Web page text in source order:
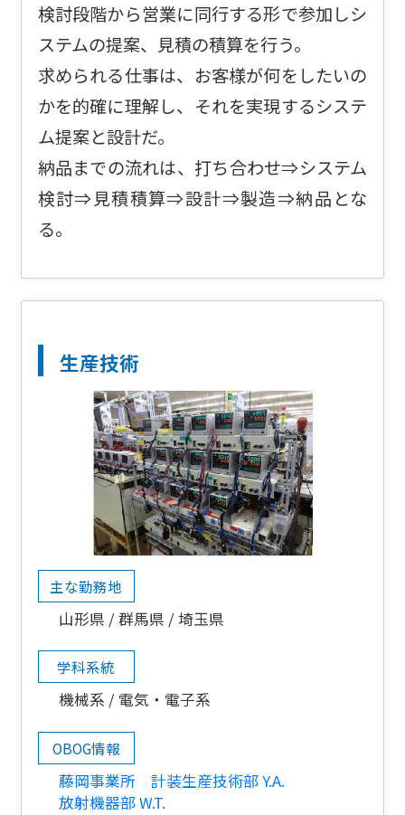
検討段階から営業に同行する形で参加しシ
ステムの提案、見積の積算を行う。
求められる仕事は、お客様が何をしたいの
かを的確に理解し、それを実現するシステ
ム提案と設計だ。
納品までの流れは、打ち合わせ⇒システム
検討⇒見積積算⇒設計⇒製造⇒納品とな
る。
生産技術
主な勤務地
山形県 群馬県 埼玉県
学科系統
機械系 電気・電子系
OBOG情報
藤岡事業所 計装生産技術部 Y.A.
放射機器部 W.T.